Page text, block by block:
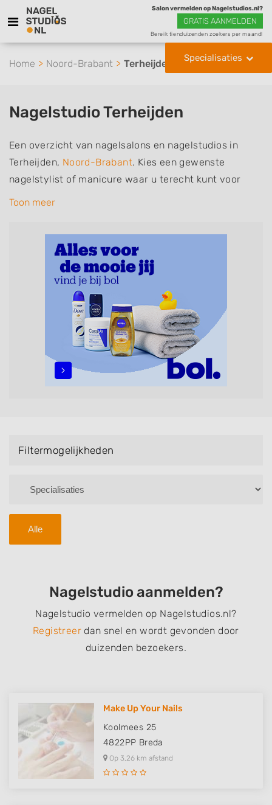
Salon vermelden op Nagelstudios.nl?
GRATIS AANMELDEN
Bereik tienduizenden zoekers per maand!
Specialisaties
Home Noord-Brabant Terheijden
Nagelstudio Terheijden
Een overzicht van nagelsalons en nagelstudios in
Terheijden, Noord-Brabant. Kies een gewenste
nagelstylist of manicure waar u terecht kunt voor
handverzorging, nagelverzorging en soms ook
Manicure, Pedicure, French Manicure, Acrylnagels,
Gelnagels, Nailart, Parrafinebehandeling, 3D Nailart,
Bruidsnagels en Handmassage. U kunt de
zoekresultaten filteren met behulp van de
specialisatie filter en u vindt zoekresultaten in iedere
wijk (noord, oost, zuid, west en het centrum) van
Toon meer
Filtermogelijkheden
Alle
Nagelstudio aanmelden?
Nagelstudio vermelden op Nagelstudios.nl?
Registreer dan snel en wordt gevonden door
duizenden bezoekers.
Make Up Your Nails
Koolmees 25
4822PP Breda
Op 3,26 km afstand